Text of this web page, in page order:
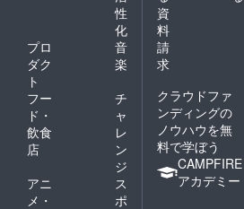
性
化
プロ
ダク
ト
音
楽
フー
ド・
飲食
店
チ
ャ
レ
ン
ジ
アニ
メ・
ス
ポ
資
料
請
求
クラウドファ
ンディングの
ノウハウを無
料で学ぼう
CAMPFIRE
アカデミー